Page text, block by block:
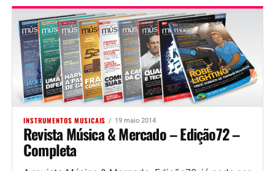
INSTRUMENTOS MUSICAIS 19 maio 2014
Revista Música & Mercado – Edição72 –
Completa